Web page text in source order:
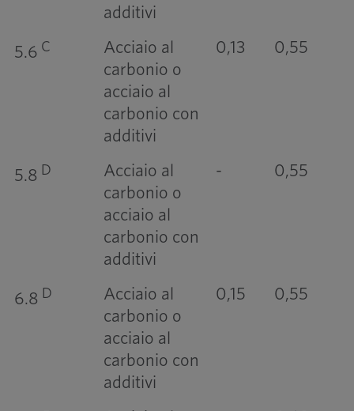
additivi
5.6 C
Acciaio al
carbonio o
acciaio al
carbonio con
additivi
0,13 0,55
5.8 D
Acciaio al
carbonio o
acciaio al
carbonio con
additivi
- 0,55
6.8 D
Acciaio al
carbonio o
acciaio al
carbonio con
additivi
0,15 0,55